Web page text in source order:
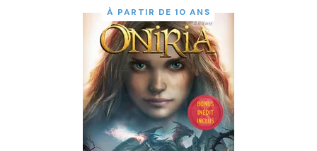
À PARTIR DE 10 ANS